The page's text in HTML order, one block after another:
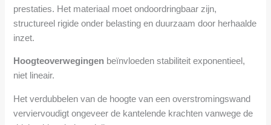
prestaties. Het materiaal moet ondoordringbaar zijn,
structureel rigide onder belasting en duurzaam door herhaalde
inzet.
Hoogteoverwegingen beïnvloeden stabiliteit exponentieel,
niet lineair.
Het verdubbelen van de hoogte van een overstromingswand
verviervoudigt ongeveer de kantelende krachten vanwege de